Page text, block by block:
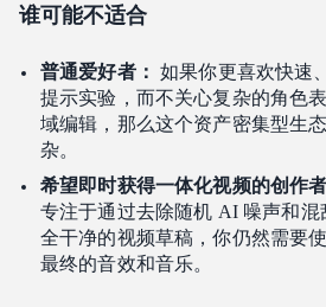
谁可能不适合
普通爱好者： 如果你更喜欢快速
提示实验，而不关心复杂的角色
域编辑，那么这个资产密集型生
杂。
希望即时获得一体化视频的创作者
专注于通过去除随机 AI 噪声和
全干净的视频草稿，你仍然需要
最终的音效和音乐。